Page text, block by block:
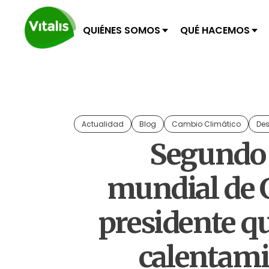
QUIÉNES SOMOS QUÉ HACEMOS
Actualidad Blog Cambio Climático
mundial de
presidente